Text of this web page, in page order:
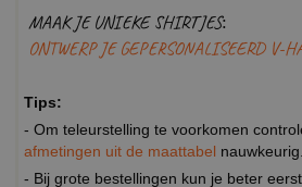
MAAK JE UNIEKE SHIRTJES:
ONTWERP JE GEPERSONALISEERD V-
Tips:
- Om teleurstelling te voorkomen
afmetingen uit de maattabel nauwkeurig.
- Bij grote bestellingen kun je beter